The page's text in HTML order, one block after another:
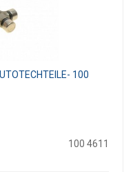
100
100 4611